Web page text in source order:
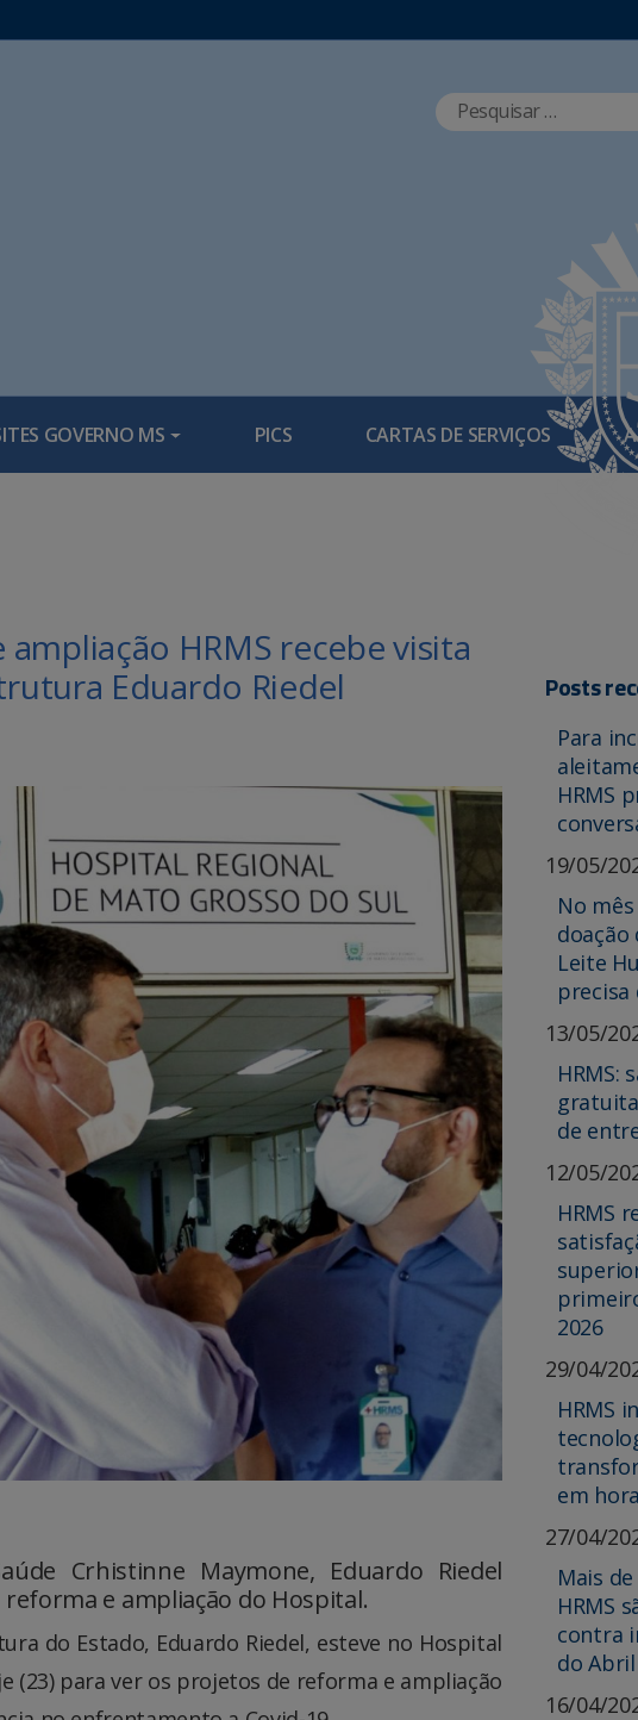
GOVERNO MS PICS CARTAS DE SERVIÇOS
HRMS recebe visita
Eduardo Riedel
Crhistinne Maymone, Eduardo Riedel
e ampliação do Hospital.
do Estado, Eduardo Riedel, esteve no Hospital
(23) para ver os projetos de reforma e ampliação
Posts
Para
HRMS
19/05/
No
doação
Leite
precisa
13/05/
HRMS:
de
12/05/
HRMS
2026
29/04/
HRMS
em
27/04/
Mais
HRMS
contra
do
16/04/